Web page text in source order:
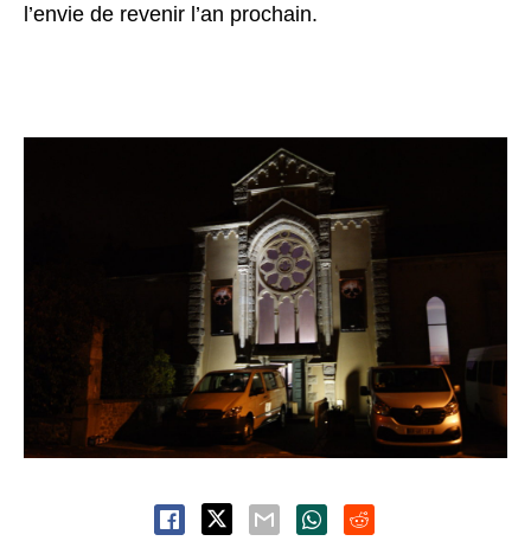
l’envie de revenir l’an prochain.